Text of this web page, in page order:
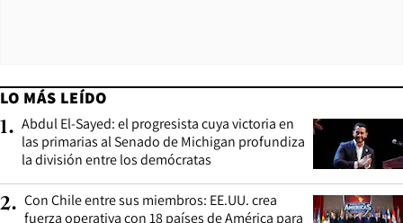
LO MÁS LEÍDO
1. Abdul El-Sayed: el progresista cuya victoria en
las primarias al Senado de Michigan profundiza
la división entre los demócratas
2. Con Chile entre sus miembros: EE.UU. crea
fuerza operativa con 18 países de América para